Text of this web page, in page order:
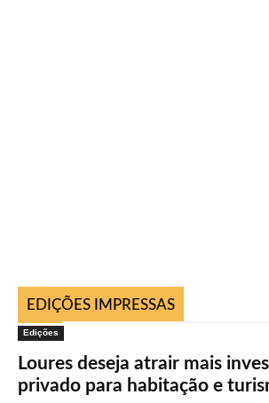
EDIÇÕES IMPRESSAS
Edições
Loures deseja atrair mais
privado para habitação e